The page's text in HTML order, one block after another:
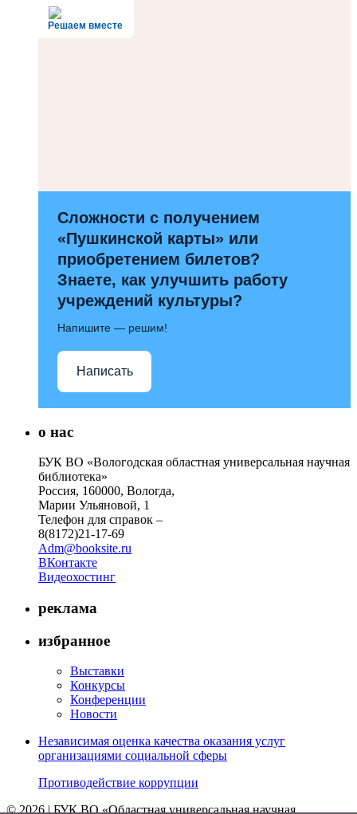
Решаем вместе
Сложности с получением
«Пушкинской карты» или
приобретением билетов?
Знаете, как улучшить работу
учреждений культуры?
Напишите — решим!
Написать
о нас
БУК ВО «Вологодская областная универсальная научная
библиотека»
Россия, 160000, Вологда,
Марии Ульяновой, 1
Телефон для справок –
8(8172)21-17-69
Adm@booksite.ru
ВКонтакте
Видеохостинг
реклама
избранное
Выставки
Конкурсы
Конференции
Новости
Независимая оценка качества оказания услуг
организациями социальной сферы
Противодействие коррупции
© 2026 | БУК ВО «Областная универсальная научная